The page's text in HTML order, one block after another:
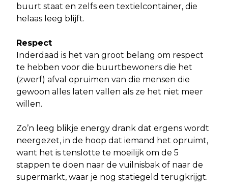
buurt staat en zelfs een textielcontainer, die
helaas leeg blijft.
Respect
Inderdaad is het van groot belang om respect
te hebben voor die buurtbewoners die het
(zwerf) afval opruimen van die mensen die
gewoon alles laten vallen als ze het niet meer
willen.
Zo’n leeg blikje energy drank dat ergens wordt
neergezet, in de hoop dat iemand het opruimt,
want het is tenslotte te moeilijk om de 5
stappen te doen naar de vuilnisbak of naar de
supermarkt, waar je nog statiegeld terugkrijgt.